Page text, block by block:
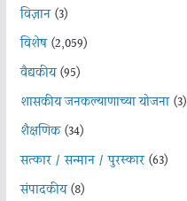
विज्ञान(3)
विशेष(2,059)
वैद्यकीय(95)
शासकीय जनकल्याणाच्या योजना(3)
शैक्षणिक(34)
सत्कार / सन्मान / पुरस्कार(63)
संपादकीय(8)